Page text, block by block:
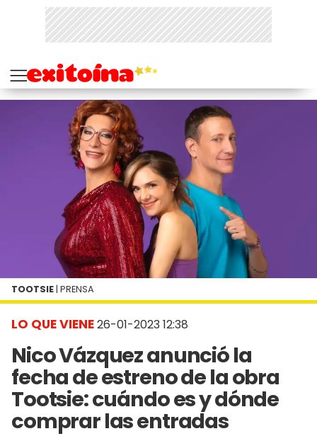
LO QUE VIENE26-01-2023 12:38
Nico Vázquez anunció la
fecha de estreno de la obra
Tootsie: cuándo es y dónde
comprar las entradas
TOOTSIE | PRENSA